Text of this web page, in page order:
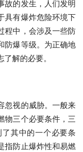
故的发生，人们发明
具有爆炸危险环境下
程中，会涉及一些防
防爆等级。为正确地
解的必要。
视的威胁。一般来
物三个必要条件，三
其中的一个必要条
指防止爆炸性和易燃